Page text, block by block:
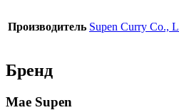
Производитель Supen Curry Co.,
Бренд
Mae Supen